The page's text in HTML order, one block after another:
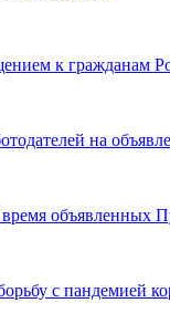
к гражданам
на
объявленных
с пандемией